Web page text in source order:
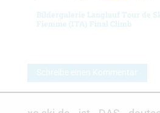
Bildergalerie Langlauf Tour de
Fiemme (ITA) Final Climb
Schreibe einen Kommentar